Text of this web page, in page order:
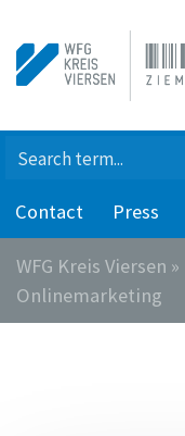
Contact Press
WFG Kreis Viersen »
Onlinemarketing